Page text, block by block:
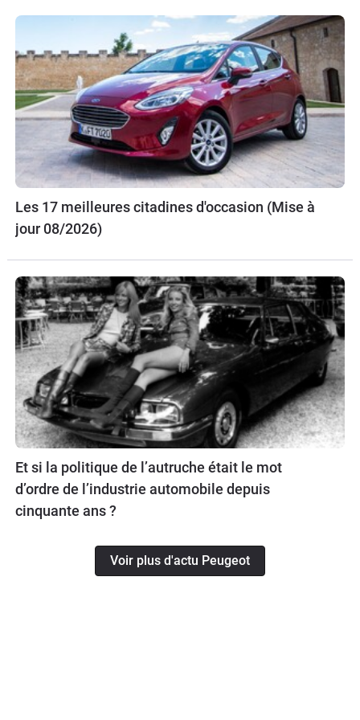
Les 17 meilleures citadines d'occasion (Mise à
jour 08/2026)
Et si la politique de l’autruche était le mot
d’ordre de l’industrie automobile depuis
cinquante ans ?
Voir plus d'actu Peugeot